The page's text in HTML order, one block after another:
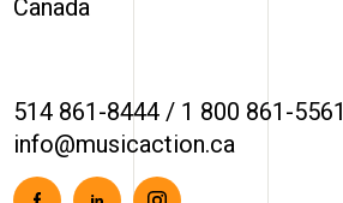
Canada
514 861-8444 / 1 800 861-5561
info@musicaction.ca
FacebookLinkedinInstagram